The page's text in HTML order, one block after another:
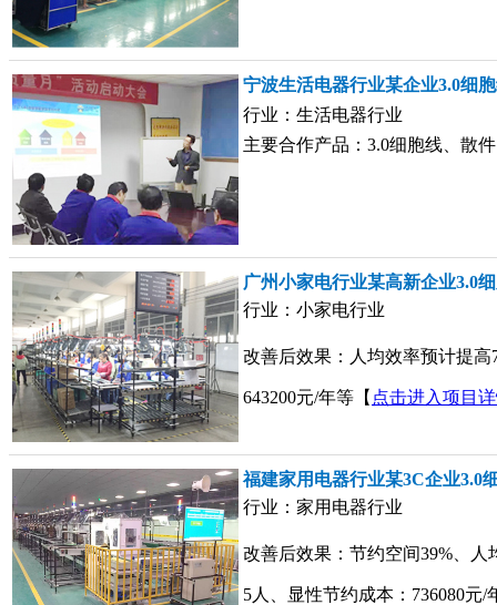
宁波生活电器行业某企业3.0细
行业：生活电器行业
主要合作产品：3.0细胞线、散
广州小家电行业某高新企业3.0
行业：小家电行业
改善后效果：人均效率预计提
643200元/年等【 点击进入项目
福建家用电器行业某3C企业3.0
行业：家用电器行业
改善后效果：节约空间39%、人
5人、显性节约成本：736080元/